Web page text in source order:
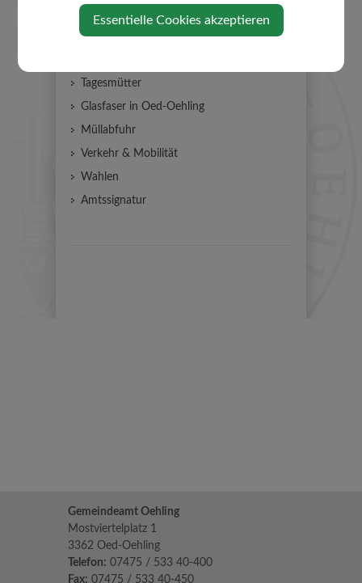
Bauen & Wohnen
Formulare
Tagesmütter
Glasfaser in Oed-Oehling
Müllabfuhr
Verkehr & Mobilität
Wahlen
Amtssignatur
Gemeindeamt Oehling
Mostviertelplatz 1
3362 Oed-Oehling
Telefon: 07475 / 533 40-400
Fax: 07475 / 533 40-450
Essentielle Cookies akzeptieren